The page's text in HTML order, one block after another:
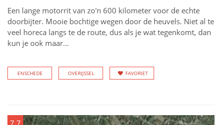
Een lange motorrit van zo'n 600 kilometer voor de echte
doorbijter. Mooie bochtige wegen door de heuvels. Niet al te
veel horeca langs te de route, dus als je wat tegenkomt, dan
kun je ook maar...
ENSCHEDE OVERIJSSEL FAVORIET
7.7